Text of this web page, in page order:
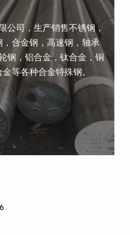
公司，生产销售不锈钢，
合金钢，高速钢，轴承
钢，铝合金，钛合金，铜
等各种合金特殊钢。